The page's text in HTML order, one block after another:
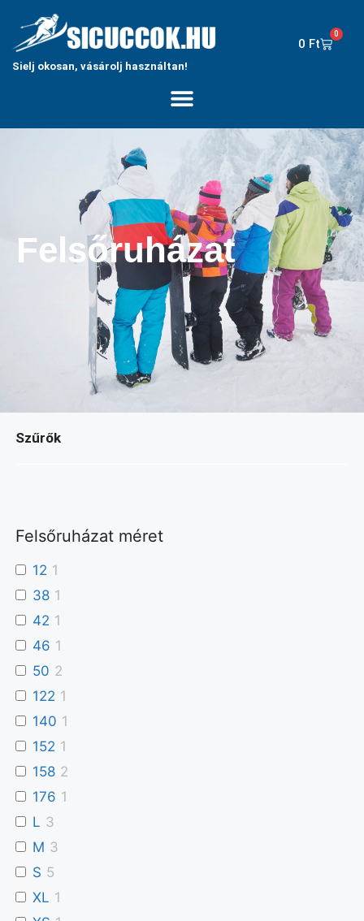
Sielj okosan, vásárolj használtan!
0 Ft
0
Felsőruházat
Szűrők
Felsőruházat méret
12 1
38 1
42 1
46 1
50 2
122 1
140 1
152 1
158 2
176 1
L 3
M 3
S 5
XL 1